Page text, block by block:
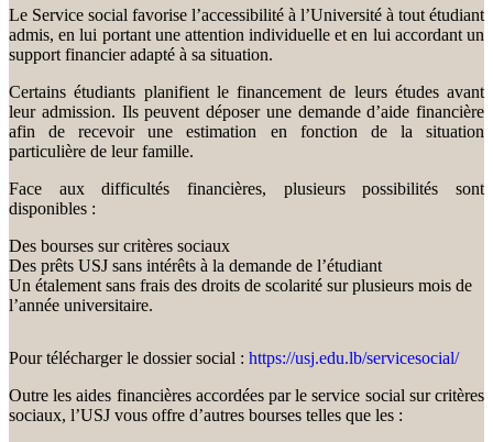
Le Service social favorise l’accessibilité à l’Université à tout étudiant
admis, en lui portant une attention individuelle et en lui accordant un
support financier adapté à sa situation.
Certains étudiants planifient le financement de leurs études avant
leur admission. Ils peuvent déposer une demande d’aide financière
afin de recevoir une estimation en fonction de la situation
particulière de leur famille.
Face aux difficultés financières, plusieurs possibilités sont
disponibles :
Des bourses sur critères sociaux
Des prêts USJ sans intérêts à la demande de l’étudiant
Un étalement sans frais des droits de scolarité sur plusieurs mois de
l’année universitaire.
Pour télécharger le dossier social : https://usj.edu.lb/servicesocial/
Outre les aides financières accordées par le service social sur critères
sociaux, l’USJ vous offre d’autres bourses telles que les :